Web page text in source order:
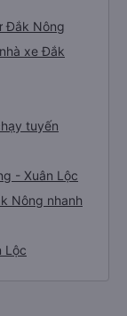
Đắk Nông
xe Đắk
tuyến
- Xuân Lộc
Nông nhanh
Lộc